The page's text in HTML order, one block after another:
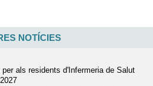
NOTÍCIES
als residents d'Infermeria de Salut